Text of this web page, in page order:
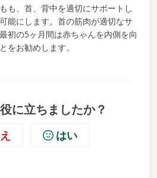
も、首、背中を適切にサポートし
能にします。首の筋肉が適切なサ
初の5ヶ月間は赤ちゃんを内側を向
をお勧めします。
に立ちましたか？
はい